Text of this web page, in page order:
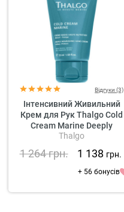
Відгуки (3)
Інтенсивний Живильний
Крем для Рук Thalgo Cold
Cream Marine Deeply
Nourishing Hand Cream
Thalgo
1 264грн. 1 138 грн.
+ 56 бонусів